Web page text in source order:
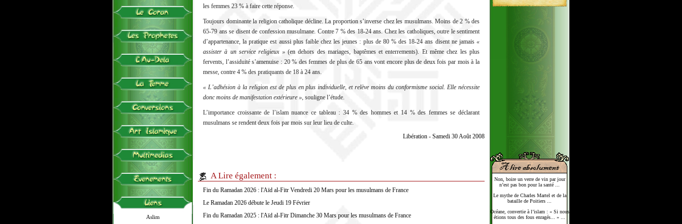
Aslim
Non, boire un verre de vin par jour
n’est pas bon pour la santé ...
Le mythe de Charles Martel et de la
bataille de Poitiers ...
Océane, convertie à l’islam : « Si nous
étions tous des fous enragés... » ...
les femmes 23 % à faire cette réponse.
Toujours dominante la religion catholique décline. La proportion s’inverse chez les musulmans. Moins de 2 % des
65-79 ans se disent de confession musulmane. Contre 7 % des 18-24 ans. Chez les catholiques, outre le sentiment
d’appartenance, la pratique est aussi plus faible chez les jeunes : plus de 80 % des 18-24 ans disent ne jamais «
assister à un service religieux »(en dehors des mariages, baptêmes et enterrements). Et même chez les plus
fervents, l’assiduité s’amenuise : 20 % des femmes de plus de 65 ans vont encore plus de deux fois par mois à la
messe, contre 4 % des pratiquants de 18 à 24 ans.
« L’adhésion à la religion est de plus en plus individuelle, et relève moins du conformisme social. Elle nécessite
donc moins de manifestation extérieure », souligne l’étude.
L’importance croissante de l’islam nuance ce tableau : 34 % des hommes et 14 % des femmes se déclarant
musulmans se rendent deux fois par mois sur leur lieu de culte.
Libération - Samedi 30 Août 2008
A Lire également :
Fin du Ramadan 2026 : l'Aïd al-Fitr Vendredi 20 Mars pour les musulmans de France
Le Ramadan 2026 débute le Jeudi 19 Février
Fin du Ramadan 2025 : l'Aïd al-Fitr Dimanche 30 Mars pour les musulmans de France